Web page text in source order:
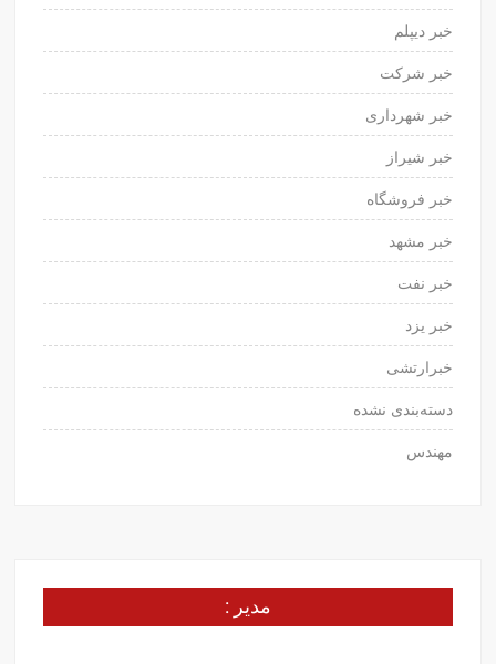
خبر دیپلم
خبر شرکت
خبر شهرداری
خبر شیراز
خبر فروشگاه
خبر مشهد
خبر نفت
خبر یزد
خبرارتشی
دسته‌بندی نشده
مهندس
مدیر :